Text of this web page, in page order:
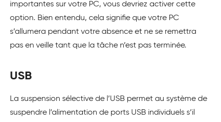
importantes sur votre PC, vous devriez activer cette
option. Bien entendu, cela signifie que votre PC
s’allumera pendant votre absence et ne se remettra
pas en veille tant que la tâche n’est pas terminée.
USB
La suspension sélective de l’USB permet au système de
suspendre l’alimentation de ports USB individuels s’il